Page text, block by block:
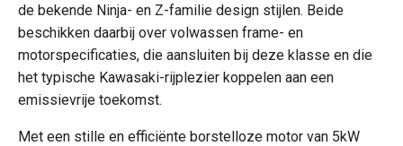
de bekende Ninja- en Z-familie design stijlen. Beide
beschikken daarbij over volwassen frame- en
motorspecificaties, die aansluiten bij deze klasse en die
het typische Kawasaki-rijplezier koppelen aan een
emissievrije toekomst.
Met een stille en efficiënte borstelloze motor van 5kW